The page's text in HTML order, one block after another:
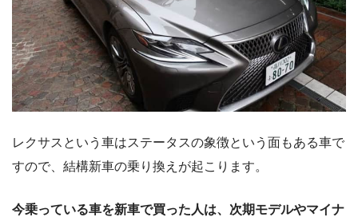
レクサスという車はステータスの象徴という面もある車で
すので、結構新車の乗り換えが起こります。
今乗っている車を新車で買った人は、次期モデルやマイナ